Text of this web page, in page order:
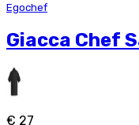
Egochef
Giacca Chef
€ 27